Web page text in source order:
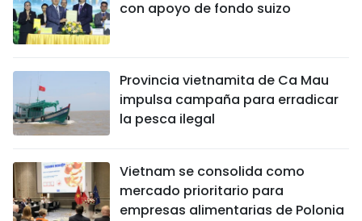
con apoyo de fondo suizo
Provincia vietnamita de Ca Mau
impulsa campaña para erradicar
la pesca ilegal
Vietnam se consolida como
mercado prioritario para
empresas alimentarias de Polonia